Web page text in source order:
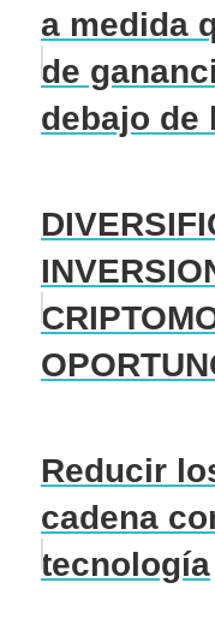
a medida
de
debajo de
Reducir
cadena
tecnología